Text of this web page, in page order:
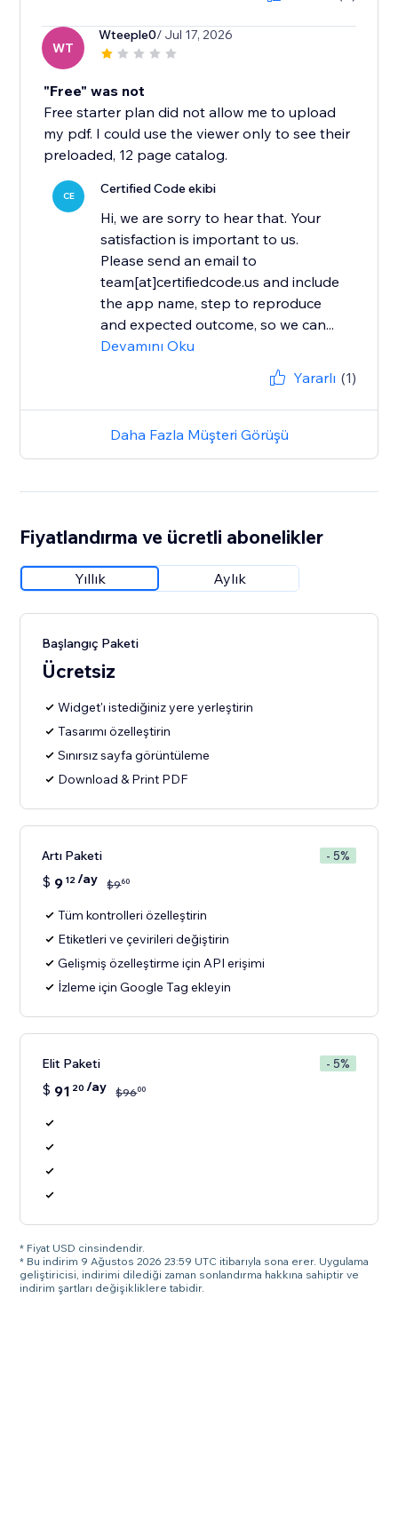
WT
Wteeple0/ Jul 17, 2026
"Free" was not
Free starter plan did not allow me to upload
my pdf. I could use the viewer only to see their
preloaded, 12 page catalog.
CE Certified Code ekibi
Hi, we are sorry to hear that. Your
satisfaction is important to us.
Please send an email to
team[at]certifiedcode.us and include
the app name, step to reproduce
and expected outcome, so we can...
Devamını Oku
Yararlı (1)
Daha Fazla Müşteri Görüşü
Fiyatlandırma ve ücretli abonelikler
Yıllık Aylık
Başlangıç Paketi
Ücretsiz
Widget'ı istediğiniz yere yerleştirin
Tasarımı özelleştirin
Sınırsız sayfa görüntüleme
Download & Print PDF
Artı Paketi - 5%
$ 9 12/ay $960
Tüm kontrolleri özelleştirin
Etiketleri ve çevirileri değiştirin
Gelişmiş özelleştirme için API erişimi
İzleme için Google Tag ekleyin
Elit Paketi - 5%
$ 91 20 /ay $9600
* Fiyat USD cinsindendir.
* Bu indirim 9 Ağustos 2026 23:59 UTC itibarıyla sona erer. Uygulama
geliştiricisi, indirimi dilediği zaman sonlandırma hakkına sahiptir ve
indirim şartları değişikliklere tabidir.